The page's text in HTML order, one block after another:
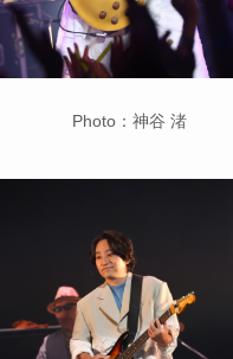
Photo：神谷 渚